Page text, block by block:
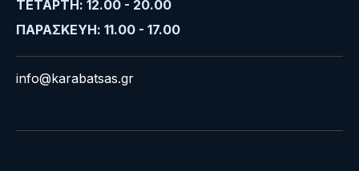
ΤΕΤΑΡΤΗ: 12.00 - 20.00
ΠΑΡΑΣΚΕΥΗ: 11.00 - 17.00
info@karabatsas.gr